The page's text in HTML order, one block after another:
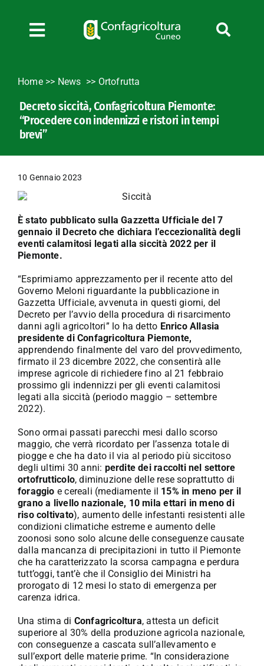
contenuto
Toggle
News
Bandi
Formazione
Convenzioni
L’Agricoltore cuneese
Fotogallery
Lavora con noi
Contatti
Home>> News Ortofrutta
Decreto siccità, Confagricoltura Piemonte:
“Procedere con indennizzi e ristori in tempi
brevi”
10 Gennaio 2023
È stato pubblicato sulla Gazzetta Ufficiale del 7
gennaio il Decreto che dichiara l’eccezionalità degli
eventi calamitosi legati alla siccità 2022 per il
Piemonte.
“Esprimiamo apprezzamento per il recente atto del
Governo Meloni riguardante la pubblicazione in
Gazzetta Ufficiale, avvenuta in questi giorni, del
Decreto per l’avvio della procedura di risarcimento
danni agli agricoltori” lo ha detto Enrico Allasia
presidente di Confagricoltura Piemonte,
apprendendo finalmente del varo del provvedimento,
firmato il 23 dicembre 2022, che consentirà alle
imprese agricole di richiedere fino al 21 febbraio
prossimo gli indennizzi per gli eventi calamitosi
legati alla siccità (periodo maggio – settembre
2022).
Sono ormai passati parecchi mesi dallo scorso
maggio, che verrà ricordato per l’assenza totale di
piogge e che ha dato il via al periodo più siccitoso
degli ultimi 30 anni: perdite dei raccolti nel settore
ortofrutticolo, diminuzione delle rese soprattutto di
foraggio e cereali (mediamente il 15% in meno per il
grano a livello nazionale, 10 mila ettari in meno di
riso coltivato), aumento delle infestanti resistenti alle
condizioni climatiche estreme e aumento delle
zoonosi sono solo alcune delle conseguenze causate
dalla mancanza di precipitazioni in tutto il Piemonte
che ha caratterizzato la scorsa campagna e perdura
tutt’oggi, tant’è che il Consiglio dei Ministri ha
prorogato di 12 mesi lo stato di emergenza per
carenza idrica.
Una stima di Confagricoltura, attesta un deficit
superiore al 30% della produzione agricola nazionale,
con conseguenze a cascata sull’allevamento e
sull’export delle materie prime. “In considerazione